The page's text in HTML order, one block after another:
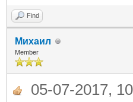
Find
Михаил
Member
05-07-2017,